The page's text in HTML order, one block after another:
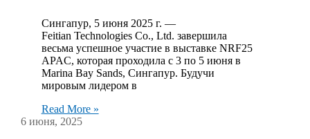
Сингапур, 5 июня 2025 г. —
Feitian Technologies Co., Ltd. завершила
весьма успешное участие в выставке NRF25
APAC, которая проходила с 3 по 5 июня в
Marina Bay Sands, Сингапур. Будучи
мировым лидером в
Read More »
6 июня, 2025